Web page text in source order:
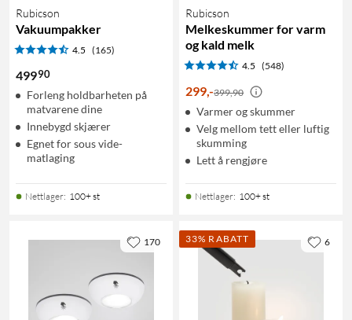
Rubicson
Vakuumpakker
4.5 (165)
49990
Forleng holdbarheten på
matvarene dine
Innebygd skjærer
Egnet for sous vide-
matlaging
Nettlager: 100+ st
Rubicson
Melkeskummer for varm
og kald melk
4.5 (548)
299,-399,90
Varmer og skummer
Velg mellom tett eller luftig
skumming
Lett å rengjøre
Nettlager: 100+ st
170 33% RABATT 6